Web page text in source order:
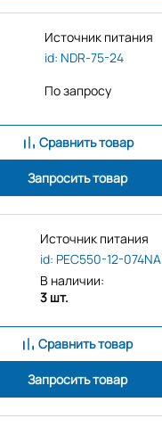
Источник питания
id: NDR-75-24
По запросу
Сравнить товар
Запросить товар
Источник питания
id: PEC550-12-074NA
В наличии:
3 шт.
Сравнить товар
Запросить товар